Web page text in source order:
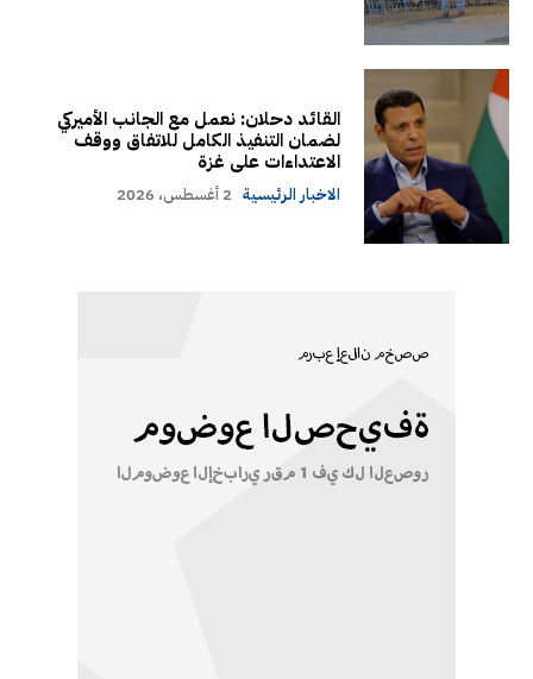
القائد دحلان: نعمل مع الجانب الأميركي
لضمان التنفيذ الكامل للاتفاق ووقف
الاعتداءات على غزة
الاخبار الرئيسية 2 أغسطس، 2026